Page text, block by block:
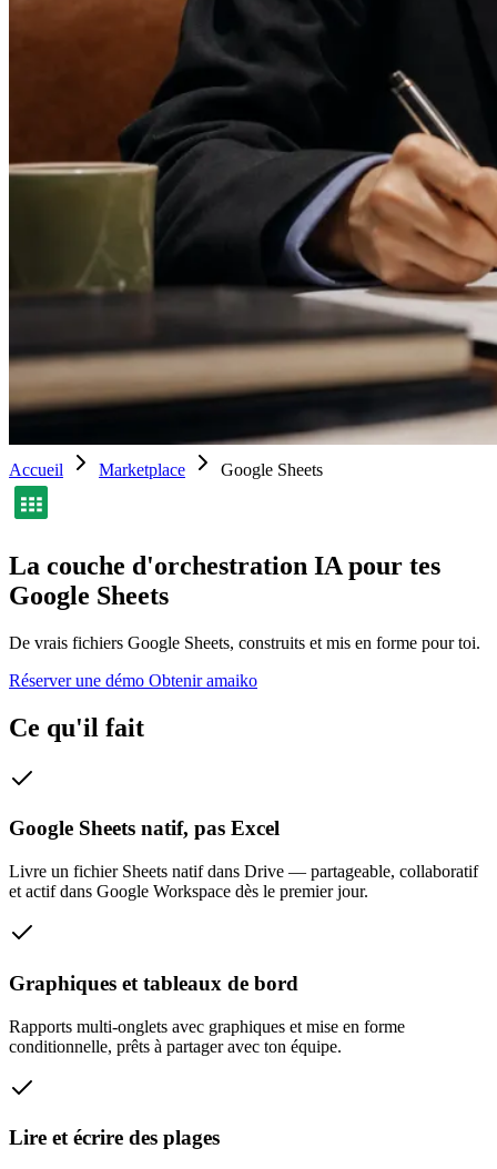
Accueil Marketplace Google Sheets
La couche d'orchestration IA pour tes
Google Sheets
De vrais fichiers Google Sheets, construits et mis en forme pour toi.
Réserver une démo Obtenir amaiko
Ce qu'il fait
Google Sheets natif, pas Excel
Livre un fichier Sheets natif dans Drive — partageable, collaboratif
et actif dans Google Workspace dès le premier jour.
Graphiques et tableaux de bord
Rapports multi-onglets avec graphiques et mise en forme
conditionnelle, prêts à partager avec ton équipe.
Lire et écrire des plages